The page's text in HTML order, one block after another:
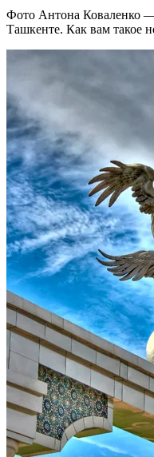
Фото Антона Коваленко
Ташкенте. Как вам такое